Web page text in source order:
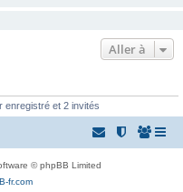
Aller à
enregistré et 2 invités
© phpBB Limited
fr.com